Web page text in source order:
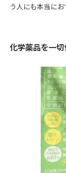
う人にも本当にお
化学薬品を一